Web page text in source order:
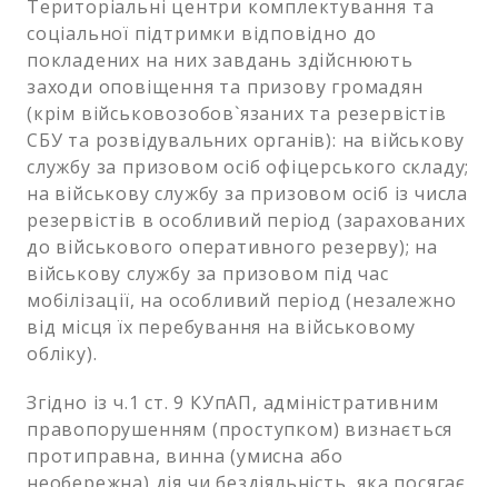
Територіальні центри комплектування та
соціальної підтримки відповідно до
покладених на них завдань здійснюють
заходи оповіщення та призову громадян
(крім військовозобов`язаних та резервістів
СБУ та розвідувальних органів): на військову
службу за призовом осіб офіцерського складу;
на військову службу за призовом осіб із числа
резервістів в особливий період (зарахованих
до військового оперативного резерву); на
військову службу за призовом під час
мобілізації, на особливий період (незалежно
від місця їх перебування на військовому
обліку).
Згідно із ч.1 ст. 9 КУпАП, адміністративним
правопорушенням (проступком) визнається
протиправна, винна (умисна або